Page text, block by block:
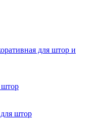
для штор и
штор
штор